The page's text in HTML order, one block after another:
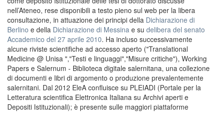
nell’Ateneo, rese disponibili a testo pieno sul web per la libera
consultazione, in attuazione dei principi della Dichiarazione di
Berlino e della Dichiarazione di Messina e su delibera del senato
Accademico del 27 aprile 2010. Ha incluso successivamente
alcune riviste scientifiche ad accesso aperto ("Translational
Medicine @ Unisa ","Testi e linguaggi","Misure critiche"), Working
Papers e Salernum - Biblioteca digitale salernitana, una collezione
di documenti e libri di argomento o produzione prevalentemente
salernitani. Dal 2012 EleA confluisce su PLEIADI (Portale per la
Letteratura scientifica Elettronica Italiana su Archivi aperti e
Depositi Istituzionali); è presente sulle maggiori piattaforme